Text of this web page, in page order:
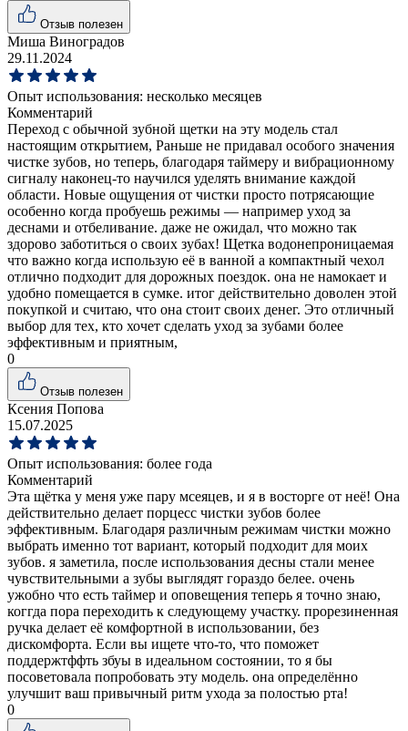
Отзыв полезен
Миша Виноградов
29.11.2024
Опыт использования: несколько месяцев
Комментарий
Переход с обычной зубной щетки на эту модель стал
настоящим открытием, Раньше не придавал особого значения
чистке зубов, но теперь, благодаря таймеру и вибрационному
сигналу наконец-то научился уделять внимание каждой
области. Новые ощущения от чистки просто потрясающие
особенно когда пробуешь режимы — например уход за
деснами и отбеливание. даже не ожидал, что можно так
здорово заботиться о своих зубах! Щетка водонепроницаемая
что важно когда использую её в ванной а компактный чехол
отлично подходит для дорожных поездок. она не намокает и
удобно помещается в сумке. итог действительно доволен этой
покупкой и считаю, что она стоит своих денег. Это отличный
выбор для тех, кто хочет сделать уход за зубами более
эффективным и приятным,
0
Отзыв полезен
Ксения Попова
15.07.2025
Опыт использования: более года
Комментарий
Эта щётка у меня уже пару мсеяцев, и я в восторге от неё! Она
действительно делает порцесс чистки зубов более
эффективным. Благодаря различным режимам чистки можно
выбрать именно тот вариант, который подходит для моих
зубов. я заметила, после использования десны стали менее
чувствительными а зубы выглядят гораздо белее. очень
ужобно что есть таймер и оповещения теперь я точно знаю,
коггда пора переходить к следующему участку. прорезиненная
ручка делает её комфортной в использовании, без
дискомфорта. Если вы ищете что-то, что поможет
поддержтффть збуы в идеальном состоянии, то я бы
посоветовала попробовать эту модель. она определённо
улучшит ваш привычный ритм ухода за полостью рта!
0